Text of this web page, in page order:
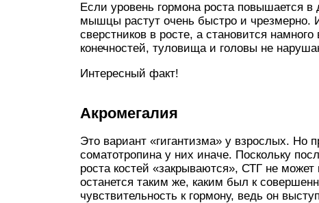
Если уровень гормона роста повышается в
мышцы растут очень быстро и чрезмерно.
сверстников в росте, а становится
конечностей, туловища и головы не
Интересный факт!
Акромегалия
Это вариант «гигантизма» у взрослых. Но
соматотропина у них иначе. Поскольку
роста костей «закрываются», СТГ не может
останется таким же, каким был к
чувствительность к гормону, ведь он